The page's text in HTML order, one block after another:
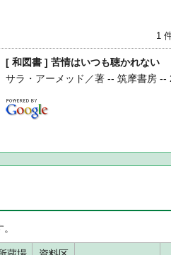
1
[ 和図書 ] 苦情はいつも聴かれない
サラ・アーメッド／著 -- 筑摩書房 --